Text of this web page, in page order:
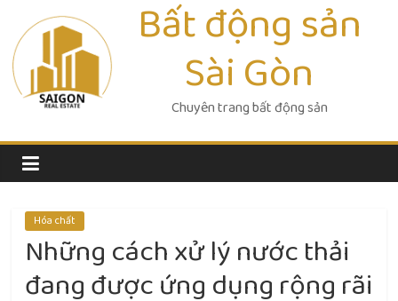
content
Bất động sản
Sài Gòn
Chuyên trang bất động sản
Hóa chất
Những cách xử lý nước thải
đang được ứng dụng rộng rãi